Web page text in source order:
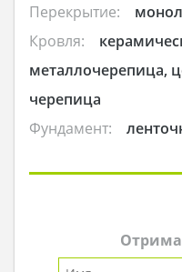
Перекрытие:
Кровля:
металлочерепица,
черепица
Фундамент: